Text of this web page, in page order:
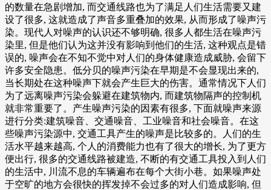
的数量在急剧增加, 而交通线路也为了满足人们生活需要又建
设了很多, 这就造成了声音多重叠加的效果, 从而形成了噪声污
染。现代人对噪声的认识还不够明确, 很多人都生活在噪声污
染里, 但是他们认为这并没有影响到他们的生活, 这种观点是错
误的, 噪声会在不知不觉中对人们的身体健康造成威胁, 会留下
许多安全隐患。低分贝的噪声污染在早期是不会显现出来的,
当长期处在这种噪声下就会产生巨大的伤害。通常情况下人们
为了远离噪声污染会躲避在建筑物内, 而建筑物隔声的控制机
就非常重要了。产生噪声污染的因素有很多, 下面就噪声来源
进行分类:建筑噪音、交通噪音、工业噪音和社会噪音。在这
些噪声污染源中, 交通工具产生的噪声是比较多的。人们的生
活水平越来越高, 个人的消费能力也有了很大的增长, 为了更方
便出行, 很多的交通线路被建造, 不断的有交通工具投入到人们
的生活中, 川流不息的车辆遍布在每个大街小巷。如果噪声处
于空旷的地方会很快的挥发掉不会过多的对人们造成影响, 但